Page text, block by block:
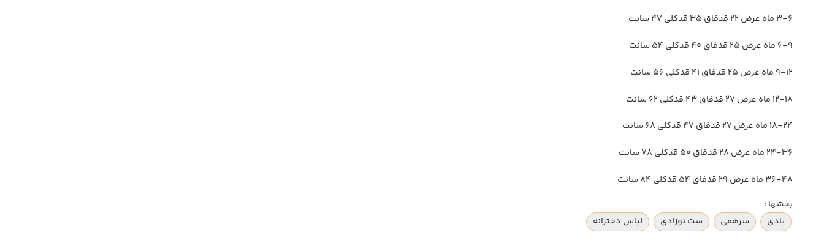
۳-۶ ماه عرض ۲۲ قدفاق ۳۵ قدکلی ۴۷ سانت
۶-۹ ماه عرض ۲۵ قدفاق ۴۰ قدکلی ۵۴ سانت
۹-۱۲ ماه عرض ۲۵ قدفاق ۴۱ قدکلی ۵۶ سانت
۱۲-۱۸ ماه عرض ۲۷ قدفاق ۴۳ قدکلی ۶۲ سانت
۱۸-۲۴ ماه عرض ۲۷ قدفاق ۴۷ قدکلی ۶۸ سانت
۲۴-۳۶ ماه عرض ۲۸ قدفاق ۵۰ قدکلی ۷۸ سانت
۳۶-۴۸ ماه عرض ۲۹ قدفاق ۵۴ قدکلی ۸۴ سانت
بخشها :
بادی
سرهمی ست نوزادی لباس دخترانه